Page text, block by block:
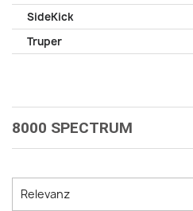
SideKick
Truper
8000 SPECTRUM
Relevanz